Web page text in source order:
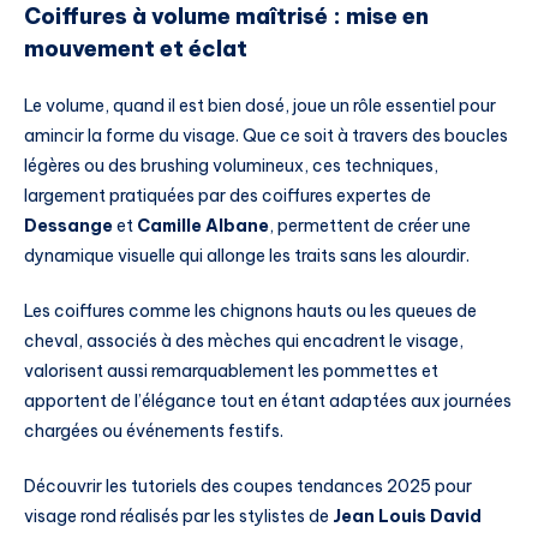
Coiffures à volume maîtrisé : mise en
mouvement et éclat
Le volume, quand il est bien dosé, joue un rôle essentiel pour
amincir la forme du visage. Que ce soit à travers des boucles
légères ou des brushing volumineux, ces techniques,
largement pratiquées par des coiffures expertes de
Dessangeet Camille Albane, permettent de créer une
dynamique visuelle qui allonge les traits sans les alourdir.
Les coiffures comme les chignons hauts ou les queues de
cheval, associés à des mèches qui encadrent le visage,
valorisent aussi remarquablement les pommettes et
apportent de l’élégance tout en étant adaptées aux journées
chargées ou événements festifs.
Découvrir les tutoriels des coupes tendances 2025 pour
visage rond réalisés par les stylistes de Jean Louis David